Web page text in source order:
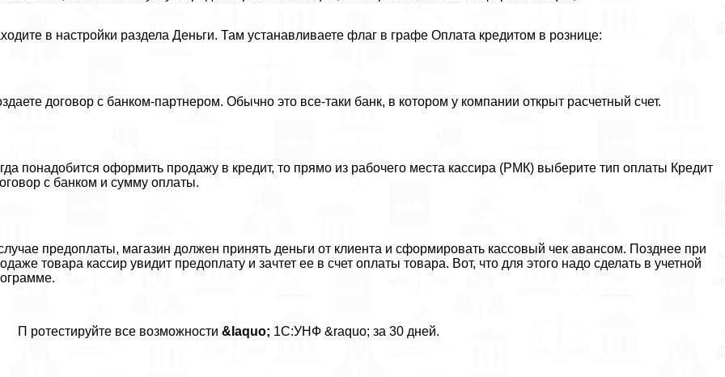
в настройки раздела Деньги. Там устанавливаете флаг в графе Оплата кредитом в рознице:
договор с банком-партнером. Обычно это все-таки банк, в котором у компании открыт расчетный счет.
понадобится оформить продажу в кредит, то прямо из рабочего места кассира (РМК) выберите тип оплаты Кредит
с банком и сумму оплаты.
предоплаты, магазин должен принять деньги от клиента и сформировать кассовый чек авансом. Позднее при
товара кассир увидит предоплату и зачтет ее в счет оплаты товара. Вот, что для этого надо сделать в учетной
П ротестируйте все возможности&laquo; 1С:УНФ &raquo; за 30 дней.